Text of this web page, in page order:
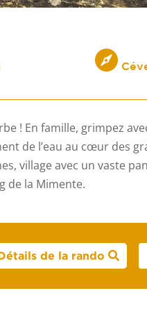

! En famille, grimpez
de l’eau au cœur des
village avec un vaste
de la Mimente.
de la rando